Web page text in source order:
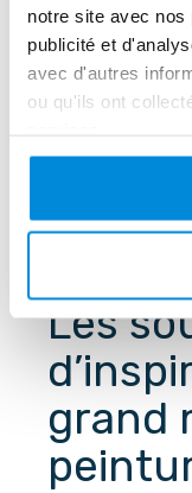
notre site avec
publicité et
avec d'autres
ou qu'ils ont
Les
grand